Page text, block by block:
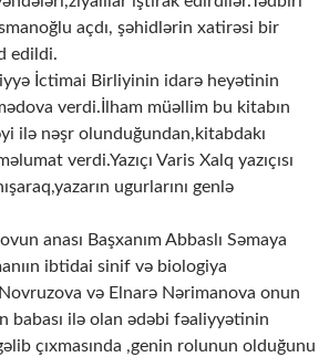
açdı, şəhidlərin xatirəsi bir
edildi.
İctimai Birliyinin idarə heyətinin
verdi.İlham müəllim bu kitabın
ilə nəşr olunduğundan,kitabdakı
verdi.Yazıçı Varis Xalq yazıçısı
ugurlarını genlə
anası Başxanım Abbaslı Səmaya
ibtidai sinif və biologiya
və Elnarə Nərimanova onun
babası ilə olan ədəbi fəaliyyətinin
çıxmasında ,genin rolunun olduğunu